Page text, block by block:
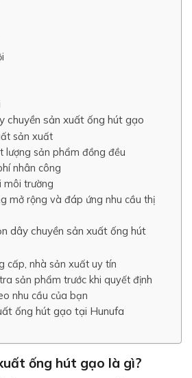
chuyền sản xuất ống hút gạo
sản xuất
sản phẩm đồng đều
nhân công
môi trường
mở rộng và đáp ứng nhu cầu thị
dây chuyền sản xuất ống hút
cấp, nhà sản xuất uy tín
sản phẩm trước khi quyết định
nhu cầu của bạn
ống hút gạo tại Hunufa
ống hút gạo là gì?